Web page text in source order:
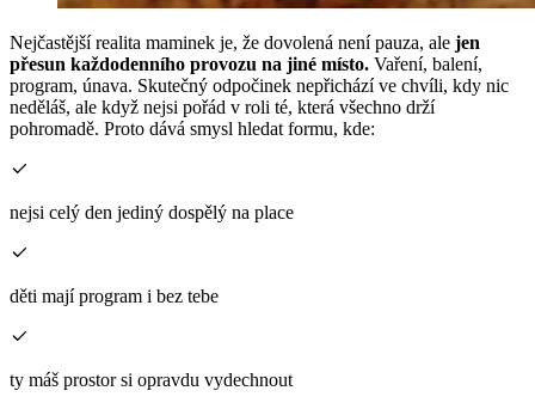
Nejčastější realita maminek je, že dovolená není pauza, ale jen
přesun každodenního provozu na jiné místo. Vaření, balení,
program, únava. Skutečný odpočinek nepřichází ve chvíli, kdy nic
neděláš, ale když nejsi pořád v roli té, která všechno drží
pohromadě. Proto dává smysl hledat formu, kde:
nejsi celý den jediný dospělý na place
děti mají program i bez tebe
ty máš prostor si opravdu vydechnout